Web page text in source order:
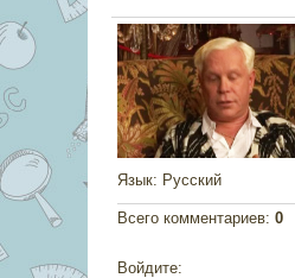
Язык: Русский
Всего комментариев: 0
Войдите: